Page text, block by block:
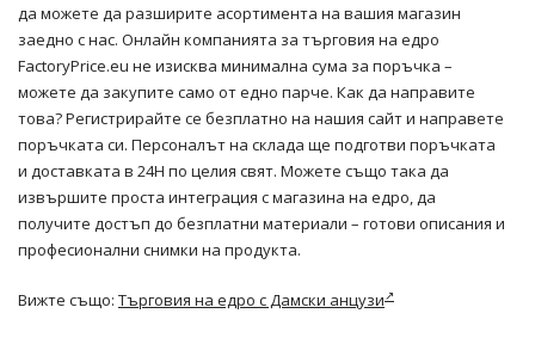
да можете да разширите асортимента на вашия магазин
заедно с нас. Онлайн компанията за търговия на едро
FactoryPrice.eu не изисква минимална сума за поръчка –
можете да закупите само от едно парче. Как да направите
това? Регистрирайте се безплатно на нашия сайт и направете
поръчката си. Персоналът на склада ще подготви поръчката
и доставката в 24H по целия свят. Можете също така да
извършите проста интеграция с магазина на едро, да
получите достъп до безплатни материали – готови описания и
професионални снимки на продукта.
Вижте също: Търговия на едро с Дамски анцузи